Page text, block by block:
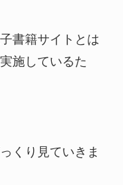
書籍サイトとは
施しているた
くり見ていきま